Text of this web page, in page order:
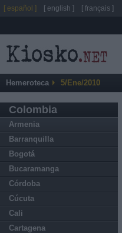
Hemeroteca 5/Ene/2010
Colombia
Armenia
Barranquilla
Bogotá
Bucaramanga
Córdoba
Cúcuta
Cali
Cartagena
[ español ] [ english ] [ français ]